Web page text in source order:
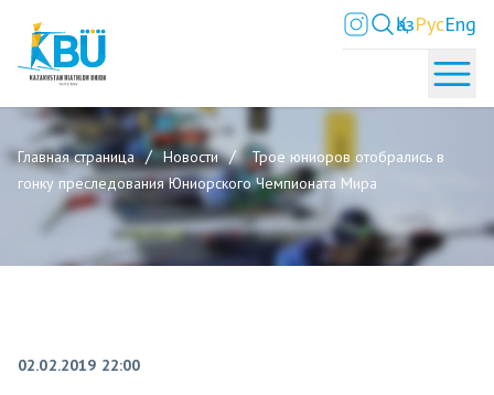
ҚазРусEng
Главная страница Новости
Трое юниоров отобрались в
гонку преследования Юниорского Чемпионата Мира
02.02.2019 22:00